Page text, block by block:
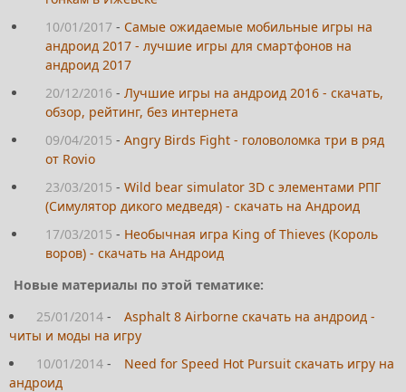
10/01/2017 - Самые ожидаемые мобильные игры на
андроид 2017 - лучшие игры для смартфонов на
андроид 2017
20/12/2016 - Лучшие игры на андроид 2016 - скачать,
обзор, рейтинг, без интернета
09/04/2015 - Angry Birds Fight - головоломка три в ряд
от Rovio
23/03/2015 - Wild bear simulator 3D с элементами РПГ
(Симулятор дикого медведя) - скачать на Андроид
17/03/2015 - Необычная игра King of Thieves (Король
воров) - скачать на Андроид
Новые материалы по этой тематике:
25/01/2014 -
Asphalt 8 Airborne скачать на андроид -
читы и моды на игру
10/01/2014 -
Need for Speed Hot Pursuit скачать игру на
андроид